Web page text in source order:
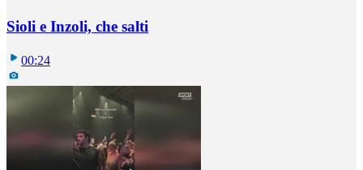
Sioli e Inzoli, che salti
00:24